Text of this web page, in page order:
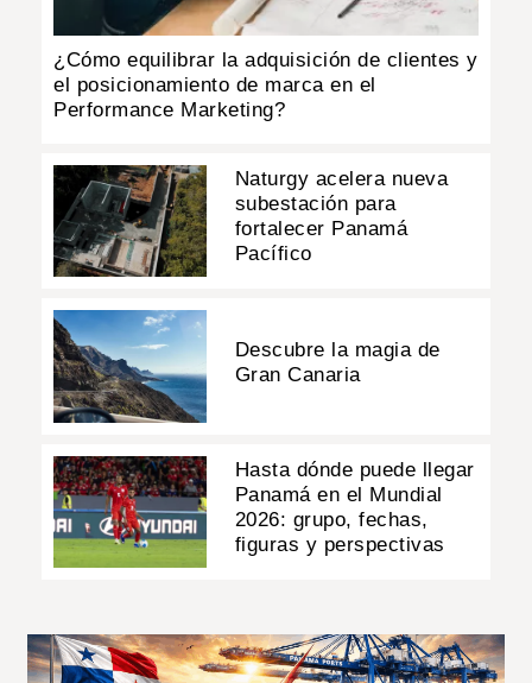
¿Cómo equilibrar la adquisición de clientes y
el posicionamiento de marca en el
Performance Marketing?
Naturgy acelera nueva
subestación para
fortalecer Panamá
Pacífico
Descubre la magia de
Gran Canaria
Hasta dónde puede llegar
Panamá en el Mundial
2026: grupo, fechas,
figuras y perspectivas